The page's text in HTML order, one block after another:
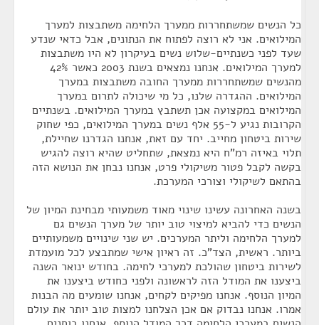
כל הנשים שמשתחררות ממערך הלחימה משתבצות למערך
המילואים. אני לא רוצה לפתוח את הנתונים, אבל כדאי שנדע
שעד לפני כשנתיים-שלוש נשים בעיקרון לא היו משתבצות
למערך המילואים. אנחנו נמצאים בשנת 2003 כאשר 42%
מהנשים שמשתחררות ממערך החובה משתבצות במערך
המילואים. ההגדרה שלנו, כל מי שיכולה לתרום במערך
המילואים במקצועה אכן תשתבץ במערך המילואים. בשנתיים
הקרובות נגיע ל-55 אלף נשים במערך המילואים, כפי שחוק
שירות ביטחון מחייב. יחד עם זאת, אנחנו הגדרנו שחיילת,
תלוי באיזה רמ"ח היא נמצאת, שתחליט שהיא רוצה להגיש
בקשה לקבל פטור משיקולי פרט, אנחנו נבחן את הנושא הזה
בהתאם לשיקולי וצורכי המערכת.
בשנה האחרונה עשינו שינוי מאוד משמעותי מבחינת המיון של
הנשים כדי להביא למיצוי טוב יותר של מערך הנשים גם
למערך הלחימה וליתר המערכים. יש שני שינויים משמעותיים
ביותר. ראשית, הצד"כ. זה ראיון אישי שמתבצע לכל מועמדת
לשירות ביטחון שהולכת למערכי לחימה. בחודש ינואר השנה
ביצענו את המודל הזה לראשונה ולפני כחודש ביצענו את
המיון הנוסף. אנחנו מפיקים לקחים, אנחנו שומעים מה הבנות
אמרו. אנחנו נבדוק אם אכן הצלחנו למצות טוב יותר את עולם